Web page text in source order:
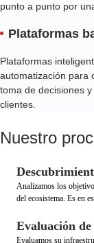
punto a punto por
Plataformas
Plataformas
automatización para
toma de decisiones
clientes.
Nuestro
Analizamos los
del ecosistema. Es en
Evaluación
Evaluamos su